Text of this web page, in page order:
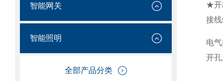
智能网关
智能照明
全部产品分类
★开
接
电
开